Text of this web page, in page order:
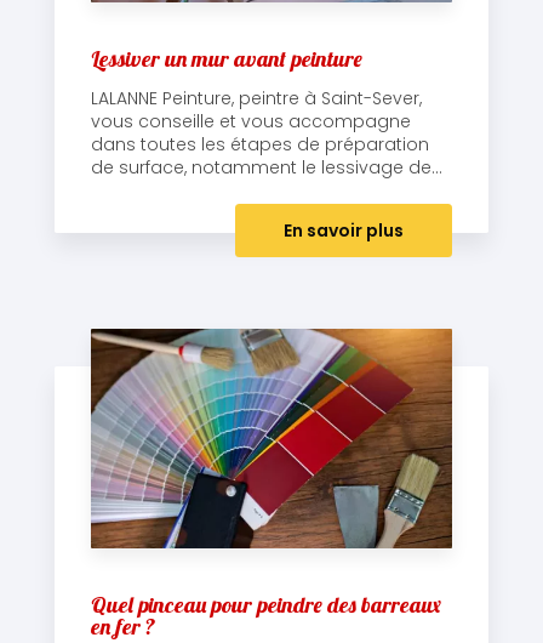
Lessiver un mur avant peinture
LALANNE Peinture, peintre à Saint-Sever,
vous conseille et vous accompagne
dans toutes les étapes de préparation
de surface, notamment le lessivage de...
En savoir plus
Quel pinceau pour peindre des barreaux
en fer ?